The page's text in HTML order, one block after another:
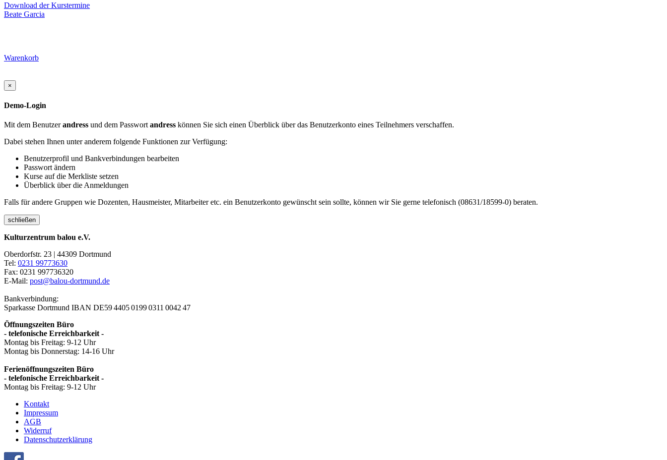
Download der Kurstermine
Beate Garcia
Warenkorb
×
Demo-Login
Mit dem Benutzerandress und dem Passwort andress können Sie sich einen Überblick über das Benutzerkonto eines Teilnehmers verschaffen.
Dabei stehen Ihnen unter anderem folgende Funktionen zur Verfügung:
Benutzerprofil und Bankverbindungen bearbeiten
Passwort ändern
Kurse auf die Merkliste setzen
Überblick über die Anmeldungen
Falls für andere Gruppen wie Dozenten, Hausmeister, Mitarbeiter etc. ein Benutzerkonto gewünscht sein sollte, können wir Sie gerne telefonisch (08631/18599-0) beraten.
schließen
Kulturzentrum balou e.V.
Oberdorfstr. 23 | 44309 Dortmund
Tel: 0231 99773630
Fax: 0231 997736320
E-Mail: post@balou-dortmund.de
Bankverbindung:
Sparkasse Dortmund IBAN DE59 4405 0199 0311 0042 47
Öffnungszeiten Büro
- telefonische Erreichbarkeit -
Montag bis Freitag: 9-12 Uhr
Montag bis Donnerstag: 14-16 Uhr
Ferienöffnungszeiten Büro
- telefonische Erreichbarkeit -
Montag bis Freitag: 9-12 Uhr
Kontakt
Impressum
AGB
Widerruf
Datenschutzerklärung